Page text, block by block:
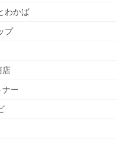
わかば
プ
店
ー